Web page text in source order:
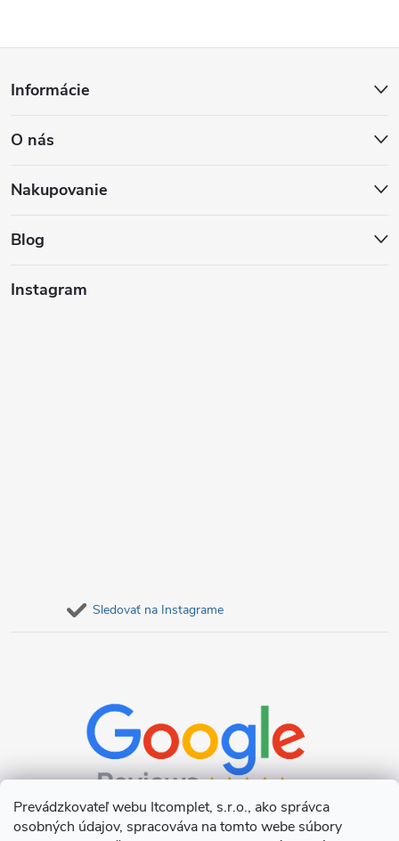
Prevádzkovateľ webu Itcomplet, s.r.o., ako správca
osobných údajov, spracováva na tomto webe súbory
p
ä
Informácie
O nás
Nakupovanie
Blog
Instagram
Sledovať na Instagrame